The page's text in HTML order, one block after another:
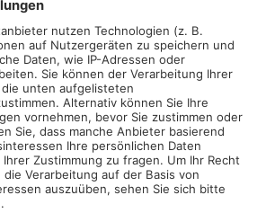
Festspiele in Hanau sind vorbei.
die letzte Vorstellung der
über 92.000
und damit so viele, wie noch
Geschichte der Brüder-Grimm-
Leuchtturm unserer Stadt, so
Claus Kaminsky in der GNZ. Und
im kommenden Jahr sogar noch
Verantwortlichen verkündeten. Die